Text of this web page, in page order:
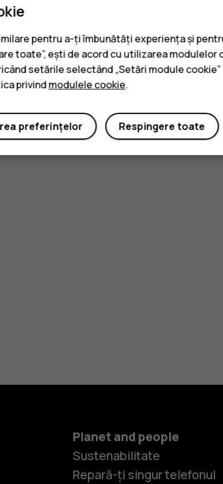
utile aceste informații?
Nu
Planet and people
Sustenabilitate
Repară-ți singur telefonul
pentru a-ți îmbunătăți experiența și
toate”, ești de acord cu utilizarea modulelor
setările selectând „Setări module
privindmodulele cookie.
Respingere toate
preferințelor